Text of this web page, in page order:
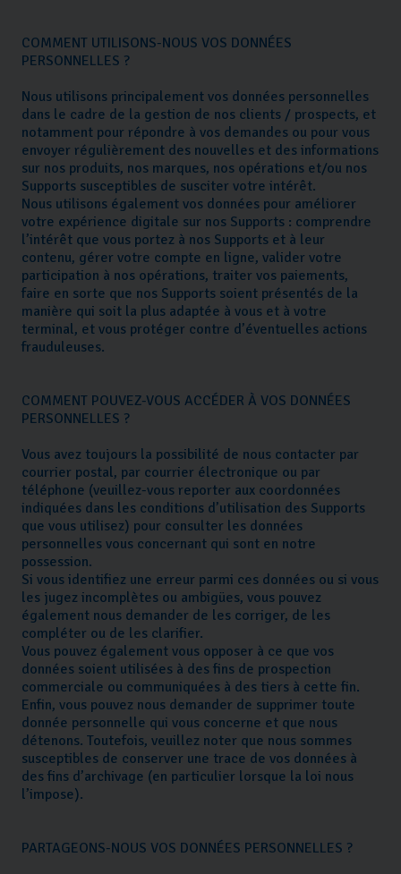
COMMENT UTILISONS-NOUS VOS DONNÉES
PERSONNELLES ?
Nous utilisons principalement vos données personnelles
dans le cadre de la gestion de nos clients / prospects, et
notamment pour répondre à vos demandes ou pour vous
envoyer régulièrement des nouvelles et des informations
sur nos produits, nos marques, nos opérations et/ou nos
Supports susceptibles de susciter votre intérêt.
Nous utilisons également vos données pour améliorer
votre expérience digitale sur nos Supports : comprendre
l’intérêt que vous portez à nos Supports et à leur
contenu, gérer votre compte en ligne, valider votre
participation à nos opérations, traiter vos paiements,
faire en sorte que nos Supports soient présentés de la
manière qui soit la plus adaptée à vous et à votre
terminal, et vous protéger contre d’éventuelles actions
frauduleuses.
COMMENT POUVEZ-VOUS ACCÉDER À VOS DONNÉES
PERSONNELLES ?
Vous avez toujours la possibilité de nous contacter par
courrier postal, par courrier électronique ou par
téléphone (veuillez-vous reporter aux coordonnées
indiquées dans les conditions d’utilisation des Supports
que vous utilisez) pour consulter les données
personnelles vous concernant qui sont en notre
possession.
Si vous identifiez une erreur parmi ces données ou si vous
les jugez incomplètes ou ambigües, vous pouvez
également nous demander de les corriger, de les
compléter ou de les clarifier.
Vous pouvez également vous opposer à ce que vos
données soient utilisées à des fins de prospection
commerciale ou communiquées à des tiers à cette fin.
Enfin, vous pouvez nous demander de supprimer toute
donnée personnelle qui vous concerne et que nous
détenons. Toutefois, veuillez noter que nous sommes
susceptibles de conserver une trace de vos données à
des fins d’archivage (en particulier lorsque la loi nous
l’impose).
PARTAGEONS-NOUS VOS DONNÉES PERSONNELLES ?